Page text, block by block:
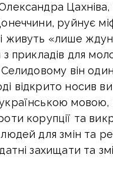
Цахніва,
руйнує
живуть «лише
прикладів для
Селидовому він
відкрито носив
мовою,
корупції та
для змін та
захищати та